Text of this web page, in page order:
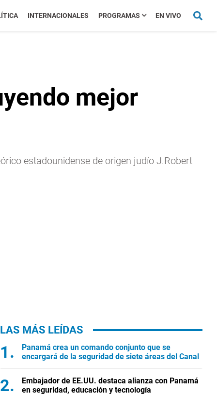
INTERNACIONALES PROGRAMAS EN VIVO
mejor
estadounidense de origen judío J.Robert
LAS MÁS LEÍDAS
Panamá crea un comando conjunto que se
encargará de la seguridad de siete áreas del Canal
Embajador de EE.UU. destaca alianza con Panamá
en seguridad, educación y tecnología